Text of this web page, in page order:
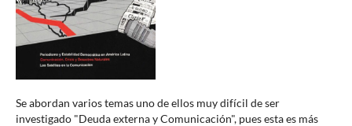
Se abordan varios temas uno de ellos muy difícil de ser
investigado "Deuda externa y Comunicación", pues esta es más